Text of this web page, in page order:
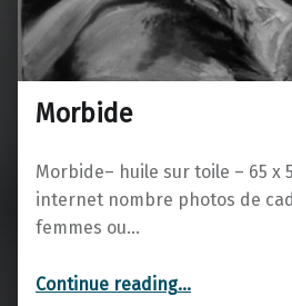
Morbide
Morbide– huile sur toile – 65 x
internet nombre photos de
femmes ou…
Continue reading…